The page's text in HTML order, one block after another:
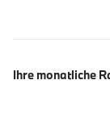
Ihre monatliche